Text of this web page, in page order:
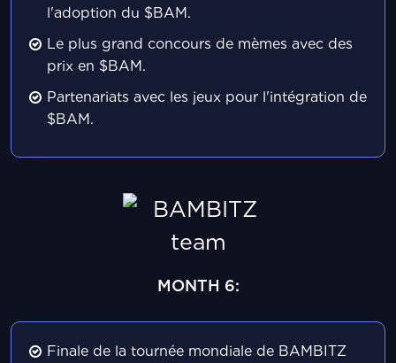
l'adoption du $BAM.
Le plus grand concours de mèmes avec des
prix en $BAM.
Partenariats avec les jeux pour l'intégration de
$BAM.
MONTH 6:
Finale de la tournée mondiale de BAMBITZ